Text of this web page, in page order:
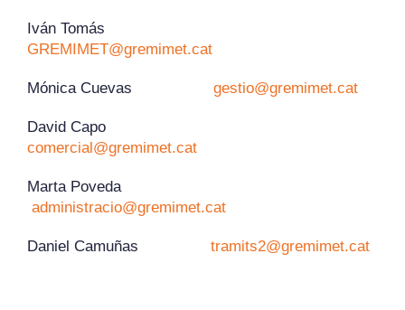
Iván Tomás
GREMIMET@gremimet.cat
Mónica Cuevas gestio@gremimet.cat
David Capo
comercial@gremimet.cat
Marta Poveda
administracio@gremimet.cat
Daniel Camuñas tramits2@gremimet.cat